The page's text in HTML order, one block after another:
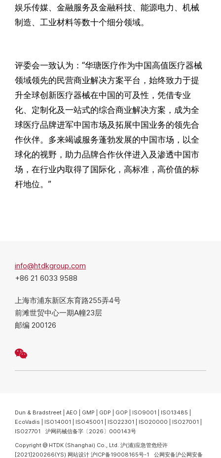
娱乐传媒、金融服务及金融科技、能源电力、机械
制造、工业材料等数十个细分领域。
评委会一致认为：“华瑭医疗作为中国高值医疗器械
领域领先的民营商业解决方案平台，始终致力于提
升全球创新医疗器械在中国的可及性，凭借专业
化、定制化及一站式的综合商业解决方案，成为全
球医疗品牌进军中国市场及拓展中国业务的领先合
作伙伴。多来竭诚服务蓬勃发展的中国市场，以全
球化的视野，助力品牌合作伙伴进入及渗透中国市
场，在行业内取得了国际化，高标准，高价值的标
杆地位。”
info@htdkgroup.com
+86 21 6033 9588
上海市浦东新区东育路255弄4号
前滩世贸中心一期A幢23层
邮编 200126
Dun & Bradstreet | AEO | GMP | GDP | GOP | ISO9001 | ISO13485 |
EcoVadis | ISO14001 | ISO45001 | ISO22301 | ISO20000 | ISO27001 |
ISO27701 沪网药械信备字〔2026〕000143号
Copyright @ HTDK (Shanghai) Co., Ltd. 沪(浦)应急管危经许
[2021]200266(YS) 网站设计 沪ICP备19008165号-1 公网安备沪公网安备